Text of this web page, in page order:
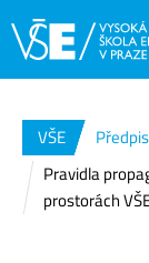
VŠE
Pravidla
prostorách